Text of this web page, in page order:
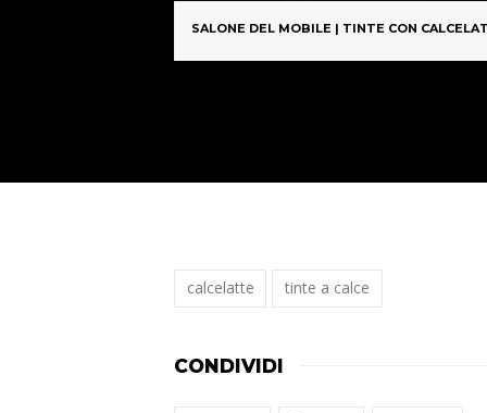
SALONE DEL MOBILE | TINTE CON
calcelatte tinte a calce
CONDIVIDI